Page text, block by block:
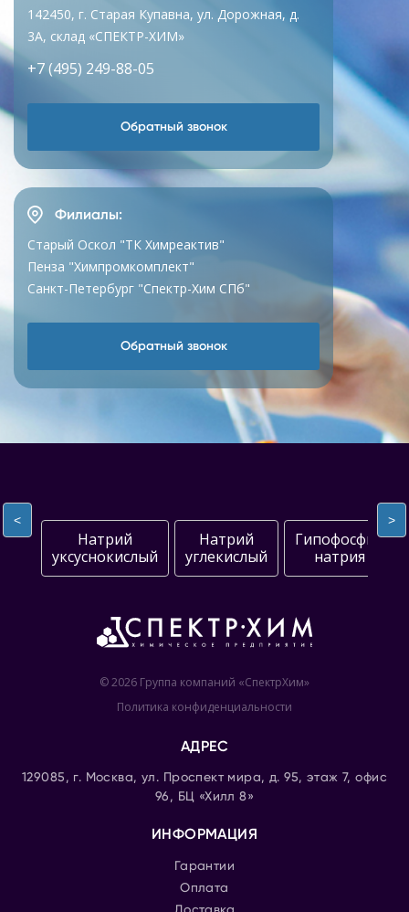
142450, г. Старая Купавна, ул. Дорожная, д.
3А, склад «СПЕКТР-ХИМ»
+7 (495) 249-88-05
Обратный звонок
Филиалы:
Старый Оскол "ТК Химреактив"
Пенза "Химпромкомплект"
Санкт-Петербург "Спектр-Хим СПб"
Обратный звонок
<
Натрий
уксуснокислый
Натрий
углекислый
Гипофосфит
натрия
>
© 2026 Группа компаний «СпектрХим»
Политика конфиденциальности
АДРЕС
129085, г. Москва, ул. Проспект мира, д. 95, этаж 7, офис
96, БЦ «Хилл 8»
ИНФОРМАЦИЯ
Гарантии
Оплата